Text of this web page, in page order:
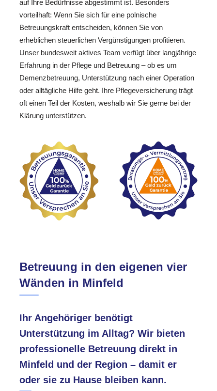
auf Ihre Bedürfnisse abgestimmt ist. Besonders
vorteilhaft: Wenn Sie sich für eine polnische
Betreuungskraft entscheiden, können Sie von
erheblichen steuerlichen Vergünstigungen profitieren.
Unser bundesweit aktives Team verfügt über langjährige
Erfahrung in der Pflege und Betreuung – ob es um
Demenzbetreuung, Unterstützung nach einer Operation
oder alltägliche Hilfe geht. Ihre Pflegeversicherung trägt
oft einen Teil der Kosten, weshalb wir Sie gerne bei der
Klärung unterstützen.
Betreuung in den eigenen vier
Wänden in Minfeld
Ihr Angehöriger benötigt
Unterstützung im Alltag? Wir bieten
professionelle Betreuung direkt in
Minfeld und der Region – damit er
oder sie zu Hause bleiben kann.